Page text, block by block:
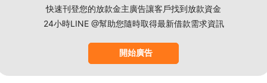
快速刊登您的放款金主廣告讓客戶找到放款資金
24小時LINE @幫助您隨時取得最新借款需求資訊
開始廣告